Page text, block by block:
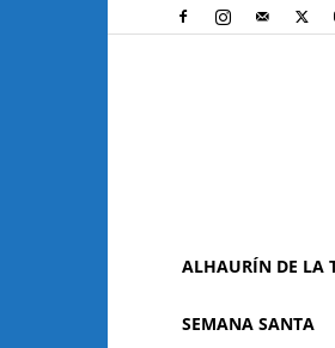
ALHAURÍN DE LA
SEMANA SANTA